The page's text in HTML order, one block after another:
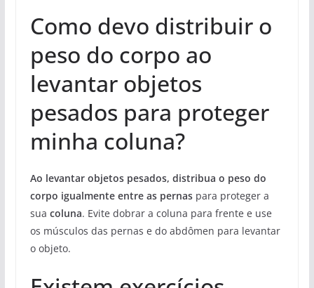
Como devo distribuir o
peso do corpo ao
levantar objetos
pesados para proteger
minha coluna?
Ao levantar objetos pesados, distribua o peso do
corpo igualmente entre as pernaspara proteger a
sua coluna. Evite dobrar a coluna para frente e use
os músculos das pernas e do abdômen para levantar
o objeto.